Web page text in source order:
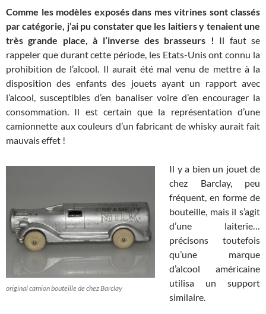
Comme les modèles exposés dans mes vitrines sont classés
par catégorie, j’ai pu constater que les laitiers y tenaient une
très grande place, à l’inverse des brasseurs ! Il faut se
rappeler que durant cette période, les Etats-Unis ont connu la
prohibition de l’alcool. Il aurait été mal venu de mettre à la
disposition des enfants des jouets ayant un rapport avec
l’alcool, susceptibles d’en banaliser voire d’en encourager la
consommation. Il est certain que la représentation d’une
camionnette aux couleurs d’un fabricant de whisky aurait fait
mauvais effet !
original camion bouteille de chez Barclay
Il y a bien un jouet de
chez Barclay, peu
fréquent, en forme de
bouteille, mais il s’agit
d’une laiterie…
précisons toutefois
qu’une marque
d’alcool américaine
utilisa un support
similaire.